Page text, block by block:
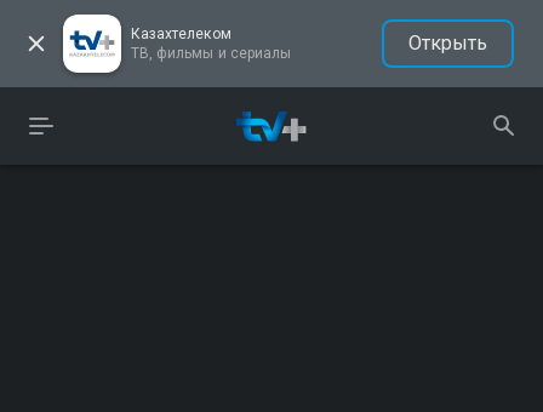
Казахтелеком
ТВ, фильмы и сериалы
Открыть